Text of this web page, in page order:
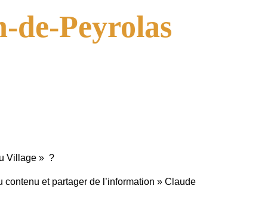
de-Peyrolas
Village » ?
et partager de l’information » Claude